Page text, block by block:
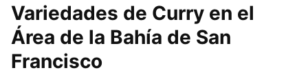
Variedades de Curry en el
Área de la Bahía de San
Francisco